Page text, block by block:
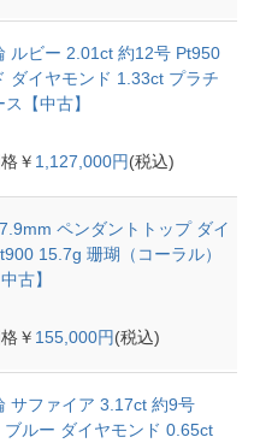
ルビー 2.01ct 約12号 Pt950
ダイヤモンド 1.33ct プラチ
【中古】
￥ 1,127,000円(税込)
ペンダントトップ ダイ
15.7g 珊瑚（コーラル）
古】
￥ 155,000円(税込)
サファイア 3.17ct 約9号
ルー ダイヤモンド 0.65ct